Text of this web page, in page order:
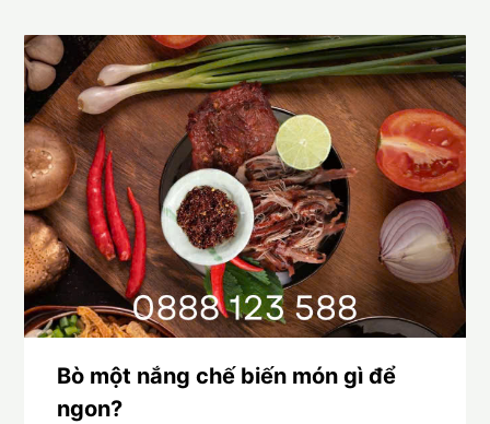
Bò một nắng chế biến món gì để
ngon?